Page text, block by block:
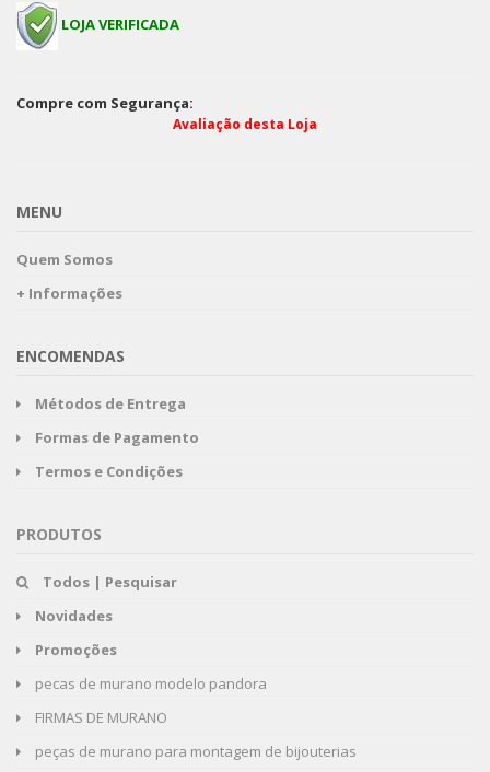
LOJA VERIFICADA
Compre com Segurança:
Avaliação desta Loja
MENU
Quem Somos
+ Informações
ENCOMENDAS
Métodos de Entrega
Formas de Pagamento
Termos e Condições
PRODUTOS
Todos | Pesquisar
Novidades
Promoções
pecas de murano modelo pandora
FIRMAS DE MURANO
peças de murano para montagem de bijouterias